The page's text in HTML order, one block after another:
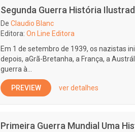
Segunda Guerra História
De Claudio Blanc
Editora: On Line Editora
Em 1 de setembro de 1939, os nazistas
depois, aGrã-Bretanha, a França, a
guerra à...
PREVIEW ver detalhes
Primeira Guerra Mundial Uma